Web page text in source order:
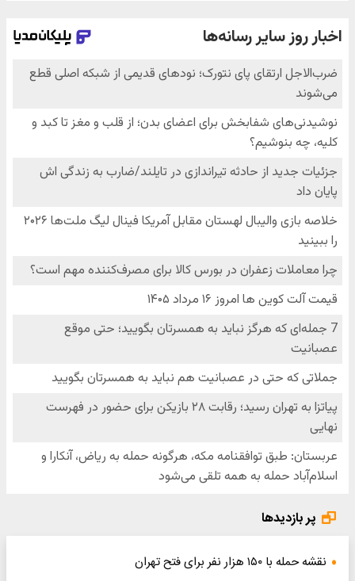
پر بازدیدها
نقشه حمله با ۱۵۰ هزار نفر برای فتح تهران